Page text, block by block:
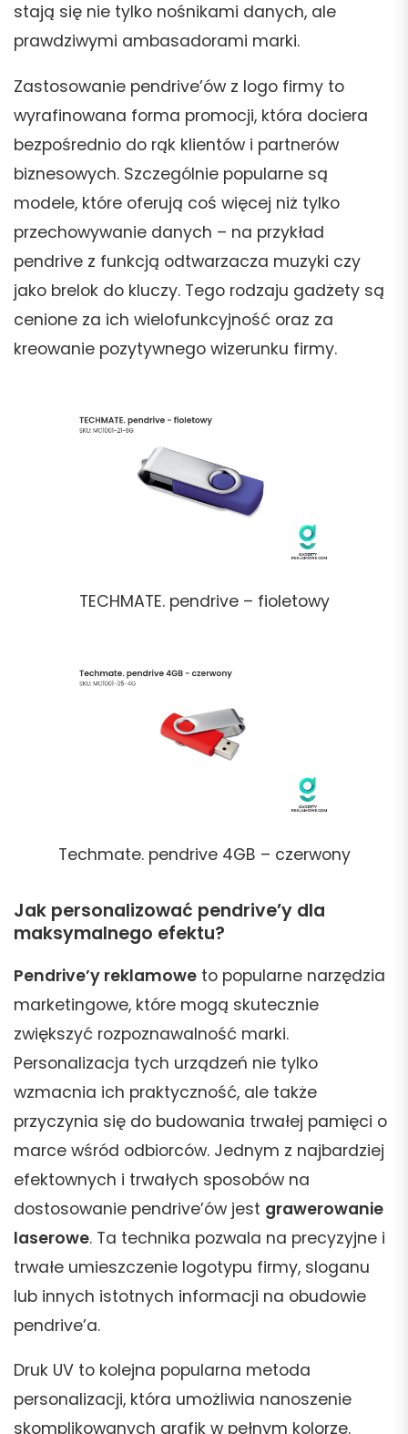
stają się nie tylko nośnikami danych, ale
prawdziwymi ambasadorami marki.
Zastosowanie pendrive’ów z logo firmy to
wyrafinowana forma promocji, która dociera
bezpośrednio do rąk klientów i partnerów
biznesowych. Szczególnie popularne są
modele, które oferują coś więcej niż tylko
przechowywanie danych – na przykład
pendrive z funkcją odtwarzacza muzyki czy
jako brelok do kluczy. Tego rodzaju gadżety są
cenione za ich wielofunkcyjność oraz za
kreowanie pozytywnego wizerunku firmy.
TECHMATE. pendrive – fioletowy
Techmate. pendrive 4GB – czerwony
Jak personalizować pendrive’y dla
maksymalnego efektu?
Pendrive’y reklamowe to popularne narzędzia
marketingowe, które mogą skutecznie
zwiększyć rozpoznawalność marki.
Personalizacja tych urządzeń nie tylko
wzmacnia ich praktyczność, ale także
przyczynia się do budowania trwałej pamięci o
marce wśród odbiorców. Jednym z najbardziej
efektownych i trwałych sposobów na
dostosowanie pendrive’ów jest grawerowanie
laserowe. Ta technika pozwala na precyzyjne i
trwałe umieszczenie logotypu firmy, sloganu
lub innych istotnych informacji na obudowie
pendrive’a.
Druk UV to kolejna popularna metoda
personalizacji, która umożliwia nanoszenie
skomplikowanych grafik w pełnym kolorze.